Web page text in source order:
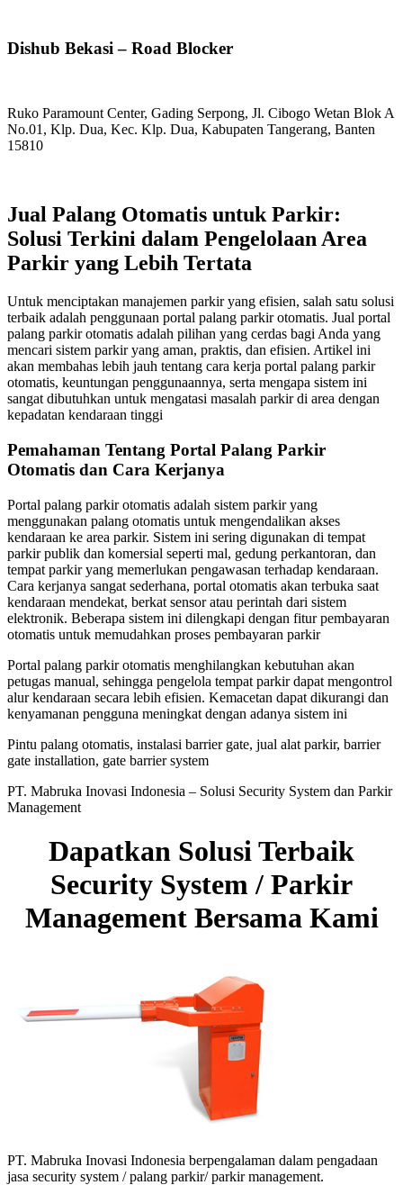
Dishub Bekasi – Road Blocker
Ruko Paramount Center, Gading Serpong, Jl. Cibogo Wetan Blok A
No.01, Klp. Dua, Kec. Klp. Dua, Kabupaten Tangerang, Banten
15810
Jual Palang Otomatis untuk Parkir:
Solusi Terkini dalam Pengelolaan Area
Parkir yang Lebih Tertata
Untuk menciptakan manajemen parkir yang efisien, salah satu solusi
terbaik adalah penggunaan portal palang parkir otomatis. Jual portal
palang parkir otomatis adalah pilihan yang cerdas bagi Anda yang
mencari sistem parkir yang aman, praktis, dan efisien. Artikel ini
akan membahas lebih jauh tentang cara kerja portal palang parkir
otomatis, keuntungan penggunaannya, serta mengapa sistem ini
sangat dibutuhkan untuk mengatasi masalah parkir di area dengan
kepadatan kendaraan tinggi
Pemahaman Tentang Portal Palang Parkir
Otomatis dan Cara Kerjanya
Portal palang parkir otomatis adalah sistem parkir yang
menggunakan palang otomatis untuk mengendalikan akses
kendaraan ke area parkir. Sistem ini sering digunakan di tempat
parkir publik dan komersial seperti mal, gedung perkantoran, dan
tempat parkir yang memerlukan pengawasan terhadap kendaraan.
Cara kerjanya sangat sederhana, portal otomatis akan terbuka saat
kendaraan mendekat, berkat sensor atau perintah dari sistem
elektronik. Beberapa sistem ini dilengkapi dengan fitur pembayaran
otomatis untuk memudahkan proses pembayaran parkir
Portal palang parkir otomatis menghilangkan kebutuhan akan
petugas manual, sehingga pengelola tempat parkir dapat mengontrol
alur kendaraan secara lebih efisien. Kemacetan dapat dikurangi dan
kenyamanan pengguna meningkat dengan adanya sistem ini
Pintu palang otomatis, instalasi barrier gate, jual alat parkir, barrier
gate installation, gate barrier system
PT. Mabruka Inovasi Indonesia – Solusi Security System dan Parkir
Management
Dapatkan Solusi Terbaik
Security System / Parkir
Management Bersama Kami
PT. Mabruka Inovasi Indonesia berpengalaman dalam pengadaan
jasa security system / palang parkir/ parkir management.